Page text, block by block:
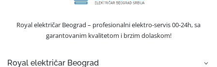
Royal električar Beograd – profesionalni elektro-servis 00-24h, sa
garantovanim kvalitetom i brzim dolaskom!
Royal električar Beograd